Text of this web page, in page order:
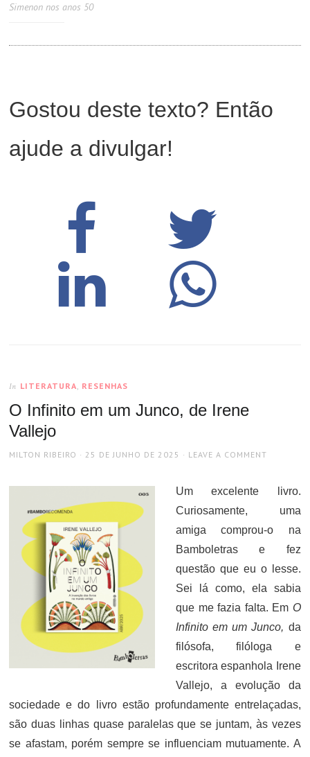
Simenon nos anos 50
Gostou deste texto? Então
ajude a divulgar!
In LITERATURA, RESENHAS
O Infinito em um Junco, de Irene
Vallejo
AUTHOR
MILTON RIBEIRO
POSTED
25 DE JUNHO DE 2025 LEAVE A COMMENT
Um excelente livro.
Curiosamente, uma
amiga comprou-o na
Bamboletras e fez
questão que eu o lesse.
Sei lá como, ela sabia
que me fazia falta. Em O
Infinito em um Junco, da
filósofa, filóloga e
escritora espanhola Irene
Vallejo, a evolução da
sociedade e do livro estão profundamente entrelaçadas,
são duas linhas quase paralelas que se juntam, às vezes
se afastam, porém sempre se influenciam mutuamente. A